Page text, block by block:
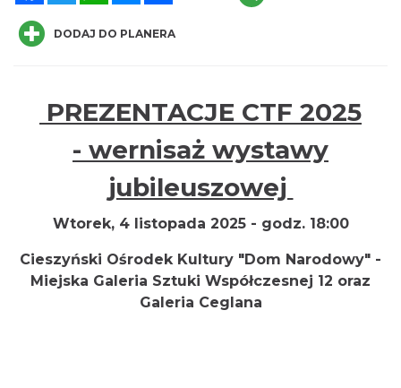
INTERPRETACJE "Miesiofoto" - wernisaż
wystawy zdjęć miesiąca Cieszyńskiego
Towarzystwa Fotograficznego
DODAJ DO PLANERA
PREZENTACJE CTF 2025
- wernisaż wystawy
jubileuszowej
Wtorek, 4 listopada 2025 - godz. 18:00
Cieszyński Ośrodek Kultury "Dom Narodowy" -
Miejska Galeria Sztuki Współczesnej 12 oraz
Galeria Ceglana